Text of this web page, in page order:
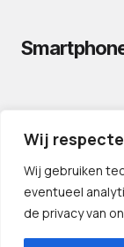
Wij
Wij gebruiken
eventueel
de privacy van
CONTACT